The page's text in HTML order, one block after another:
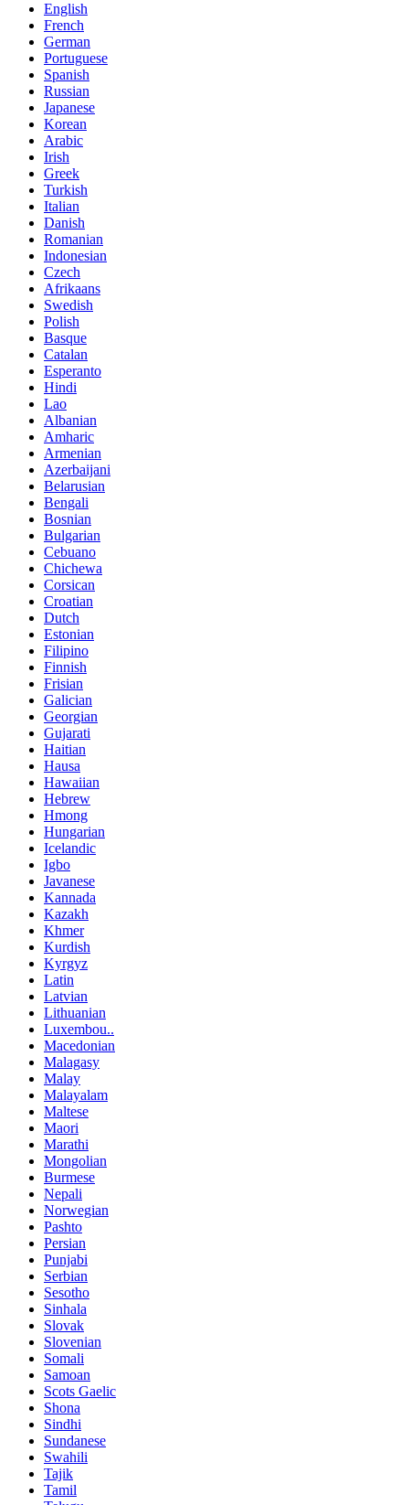
English
French
German
Portuguese
Spanish
Russian
Japanese
Korean
Arabic
Irish
Greek
Turkish
Italian
Danish
Romanian
Indonesian
Czech
Afrikaans
Swedish
Polish
Basque
Catalan
Esperanto
Hindi
Lao
Albanian
Amharic
Armenian
Azerbaijani
Belarusian
Bengali
Bosnian
Bulgarian
Cebuano
Chichewa
Corsican
Croatian
Dutch
Estonian
Filipino
Finnish
Frisian
Galician
Georgian
Gujarati
Haitian
Hausa
Hawaiian
Hebrew
Hmong
Hungarian
Icelandic
Igbo
Javanese
Kannada
Kazakh
Khmer
Kurdish
Kyrgyz
Latin
Latvian
Lithuanian
Luxembou..
Macedonian
Malagasy
Malay
Malayalam
Maltese
Maori
Marathi
Mongolian
Burmese
Nepali
Norwegian
Pashto
Persian
Punjabi
Serbian
Sesotho
Sinhala
Slovak
Slovenian
Somali
Samoan
Scots Gaelic
Shona
Sindhi
Sundanese
Swahili
Tajik
Tamil